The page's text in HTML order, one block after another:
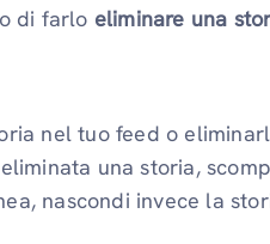
di farlo eliminare una
nel tuo feed o
una storia,
nascondi invece la